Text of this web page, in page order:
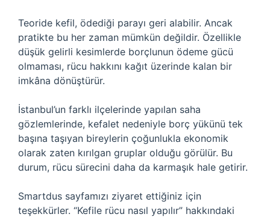
Teoride kefil, ödediği parayı geri alabilir. Ancak
pratikte bu her zaman mümkün değildir. Özellikle
düşük gelirli kesimlerde borçlunun ödeme gücü
olmaması, rücu hakkını kağıt üzerinde kalan bir
imkâna dönüştürür.
İstanbul’un farklı ilçelerinde yapılan saha
gözlemlerinde, kefalet nedeniyle borç yükünü tek
başına taşıyan bireylerin çoğunlukla ekonomik
olarak zaten kırılgan gruplar olduğu görülür. Bu
durum, rücu sürecini daha da karmaşık hale getirir.
Smartdus sayfamızı ziyaret ettiğiniz için
teşekkürler. “Kefile rücu nasıl yapılır” hakkındaki